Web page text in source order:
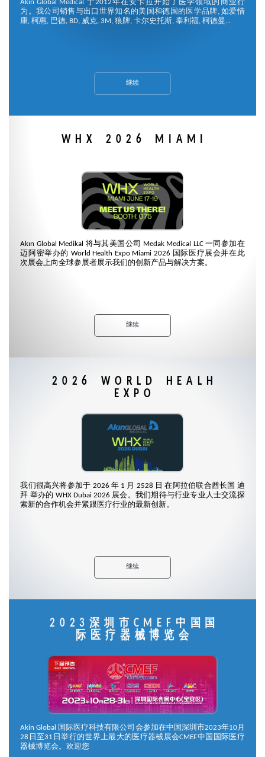
Akin Global Medical 于2012年在安卡拉开始了医学领域的商业行
为。我公司销售与出口世界知名的美国和德国的医学品牌, 如爱惜
康, 柯惠, 巴德, BD, 威克, 3M, 狼牌, 卡尔史托斯, 泰利福, 柯德曼...
继续
WHX 2026 MIAMI
Akın Global Medikal 将与其美国公司 Medak Medical LLC 一同参加在
迈阿密举办的 World Health Expo Miami 2026 国际医疗展会并在此
次展会上向全球参展者展示我们的创新产品与解决方案。
继续
2026 WORLD HEALH
EXPO
我们很高兴将参加于 2026 年 1 月 2528 日 在阿拉伯联合酋长国 迪
拜 举办的 WHX Dubai 2026 展会。我们期待与行业专业人士交流探
索新的合作机会并紧跟医疗行业的最新创新。
继续
2023深圳市CMEF中国国
际医疗器械博览会
Akin Global 国际医疗科技有限公司会参加在中国深圳市2023年10月
28日至31日举行的世界上最大的医疗器械展会CMEF中国国际医疗
器械博览会。欢迎您